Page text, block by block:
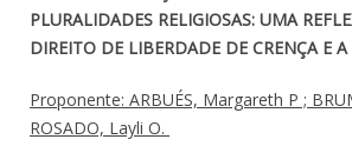
PLURALIDADES RELIGIOSAS: UMA
DIREITO DE LIBERDADE DE CRENÇA E
Proponente: ARBUÉS, Margareth P ;
ROSADO, Layli O.